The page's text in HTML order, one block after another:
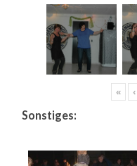
« ‹
Sonstiges: